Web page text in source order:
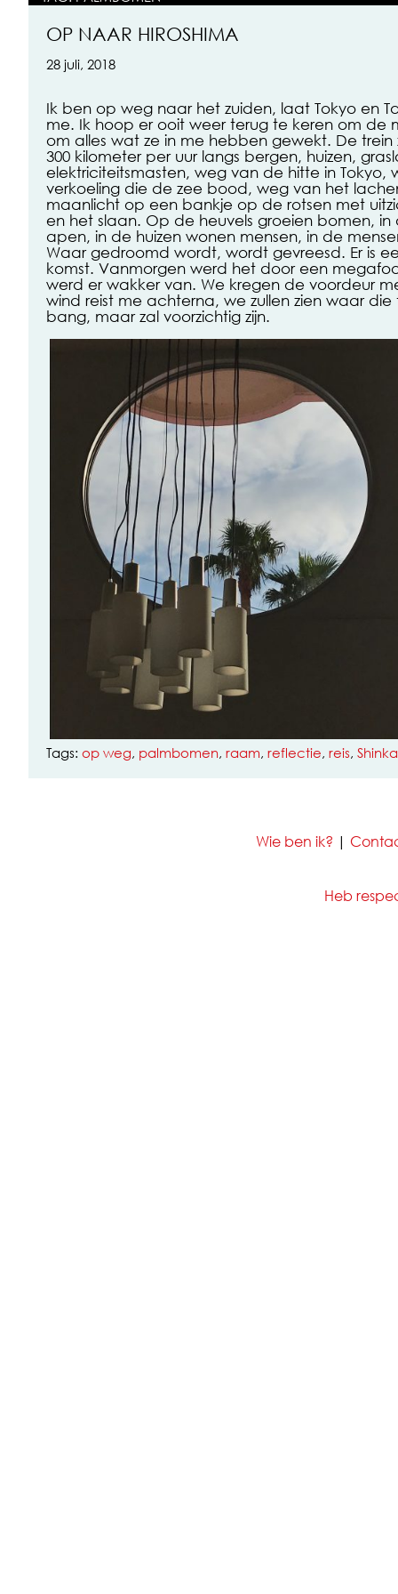
OP NAAR HIROSHIMA
28 juli, 2018
Ik ben op weg naar het zuiden, laat Tokyo en
me. Ik hoop er ooit weer terug te keren om de
om alles wat ze in me hebben gewekt. De
300 kilometer per uur langs bergen, huizen,
elektriciteitsmasten, weg van de hitte in Tokyo,
verkoeling die de zee bood, weg van het
maanlicht op een bankje op de rotsen met
en het slaan. Op de heuvels groeien bomen,
apen, in de huizen wonen mensen, in de
Waar gedroomd wordt, wordt gevreesd. Er is
komst. Vanmorgen werd het door een
werd er wakker van. We kregen de voordeur
wind reist me achterna, we zullen zien waar
bang, maar zal voorzichtig zijn.
Tags: op weg, palmbomen, raam, reflectie, reis,
Wie ben ik? |
Heb